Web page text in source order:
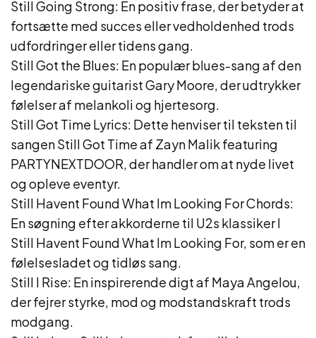
Still Going Strong: En positiv frase, der betyder at
fortsætte med succes eller vedholdenhed trods
udfordringer eller tidens gang.
Still Got the Blues: En populær blues-sang af den
legendariske guitarist Gary Moore, der udtrykker
følelser af melankoli og hjertesorg.
Still Got Time Lyrics: Dette henviser til teksten til
sangen Still Got Time af Zayn Malik featuring
PARTYNEXTDOOR, der handler om at nyde livet
og opleve eventyr.
Still Havent Found What Im Looking For Chords:
En søgning efter akkorderne til U2s klassiker I
Still Havent Found What Im Looking For, som er en
følelsesladet og tidløs sang.
Still I Rise: En inspirerende digt af Maya Angelou,
der fejrer styrke, mod og modstandskraft trods
modgang.